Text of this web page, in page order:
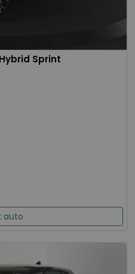
Sprint
auto